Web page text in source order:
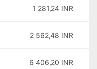
1 281,24 INR
2 562,48 INR
6 406,20 INR